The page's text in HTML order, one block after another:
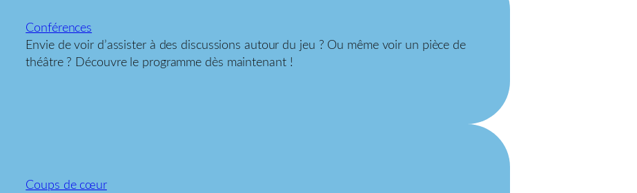
Conférences
Envie de voir d’assister à des discussions autour du jeu ? Ou même voir un pièce de
théâtre ? Découvre le programme dès maintenant !
Coups de cœur